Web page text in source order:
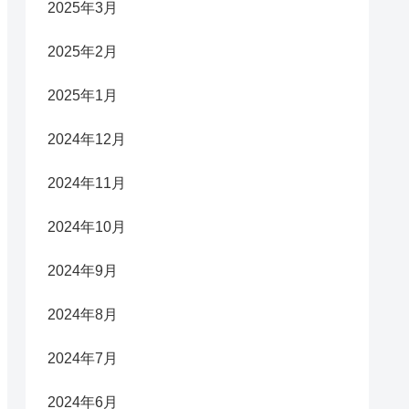
2025年3月
2025年2月
2025年1月
2024年12月
2024年11月
2024年10月
2024年9月
2024年8月
2024年7月
2024年6月